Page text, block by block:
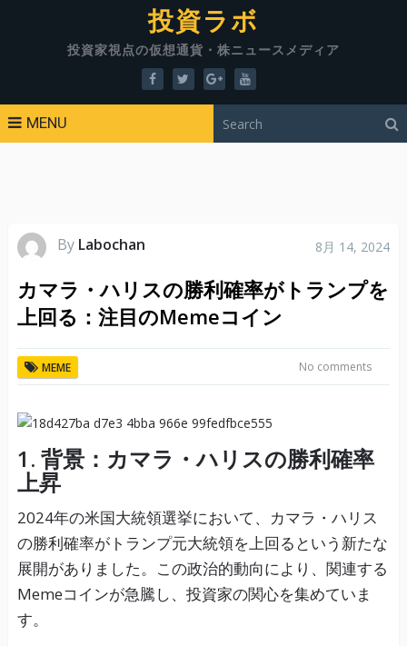
投資ラボ
投資家視点の仮想通貨・株ニュースメディア
MENU
By Labochan 8月 14, 2024
カマラ・ハリスの勝利確率がトランプを
上回る：注目のMemeコイン
MEME No comments
1. 背景：カマラ・ハリスの勝利確率
上昇
2024年の米国大統領選挙において、カマラ・ハリス
の勝利確率がトランプ元大統領を上回るという新たな
展開がありました。この政治的動向により、関連する
Memeコインが急騰し、投資家の関心を集めていま
す。